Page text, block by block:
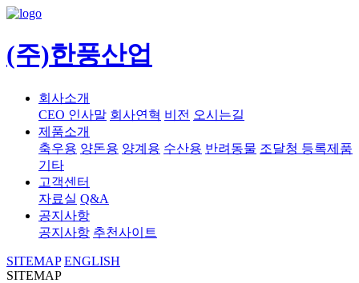
(주)한풍산업
회사소개
CEO 인사말 회사연혁 비전 오시는길
제품소개
축우용 양돈용 양계용 수산용 반려동물 조달청 등록제품
기타
고객센터
자료실 Q&A
공지사항
공지사항 추천사이트
SITEMAP ENGLISH
SITEMAP